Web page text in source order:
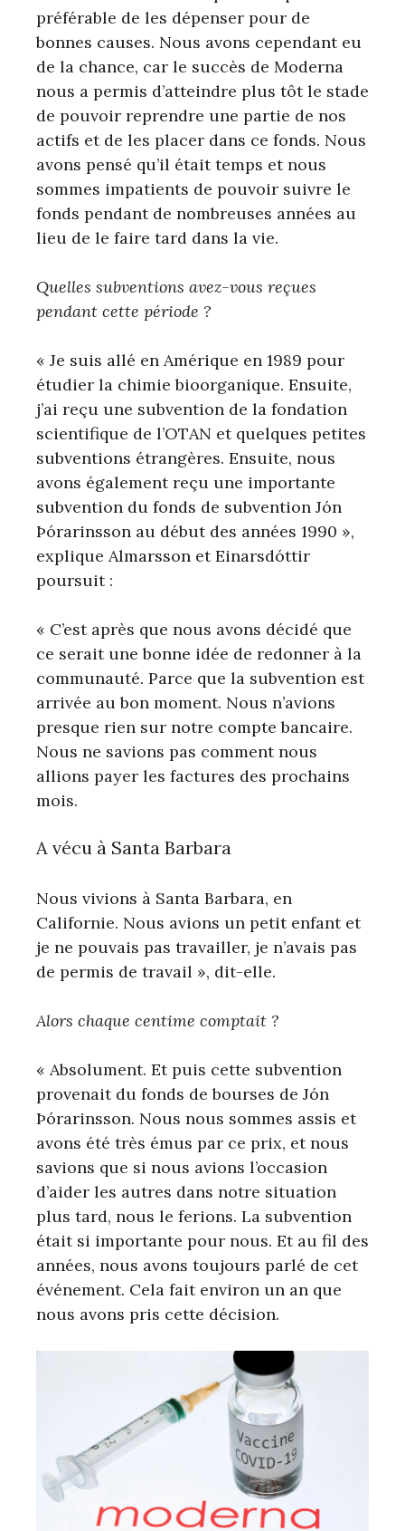
préférable de les dépenser pour de
bonnes causes. Nous avons cependant eu
de la chance, car le succès de Moderna
nous a permis d’atteindre plus tôt le stade
de pouvoir reprendre une partie de nos
actifs et de les placer dans ce fonds. Nous
avons pensé qu’il était temps et nous
sommes impatients de pouvoir suivre le
fonds pendant de nombreuses années au
lieu de le faire tard dans la vie.
Quelles subventions avez-vous reçues
pendant cette période ?
« Je suis allé en Amérique en 1989 pour
étudier la chimie bioorganique. Ensuite,
j’ai reçu une subvention de la fondation
scientifique de l’OTAN et quelques petites
subventions étrangères. Ensuite, nous
avons également reçu une importante
subvention du fonds de subvention Jón
Þórarinsson au début des années 1990 »,
explique Almarsson et Einarsdóttir
poursuit :
« C’est après que nous avons décidé que
ce serait une bonne idée de redonner à la
communauté. Parce que la subvention est
arrivée au bon moment. Nous n’avions
presque rien sur notre compte bancaire.
Nous ne savions pas comment nous
allions payer les factures des prochains
mois.
A vécu à Santa Barbara
Nous vivions à Santa Barbara, en
Californie. Nous avions un petit enfant et
je ne pouvais pas travailler, je n’avais pas
de permis de travail », dit-elle.
Alors chaque centime comptait ?
« Absolument. Et puis cette subvention
provenait du fonds de bourses de Jón
Þórarinsson. Nous nous sommes assis et
avons été très émus par ce prix, et nous
savions que si nous avions l’occasion
d’aider les autres dans notre situation
plus tard, nous le ferions. La subvention
était si importante pour nous. Et au fil des
années, nous avons toujours parlé de cet
événement. Cela fait environ un an que
nous avons pris cette décision.